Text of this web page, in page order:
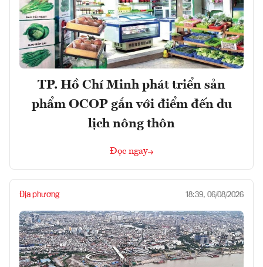
TP. Hồ Chí Minh phát triển sản
phẩm OCOP gắn với điểm đến du
lịch nông thôn
Đọc ngay
Địa phương 18:39, 06/08/2026